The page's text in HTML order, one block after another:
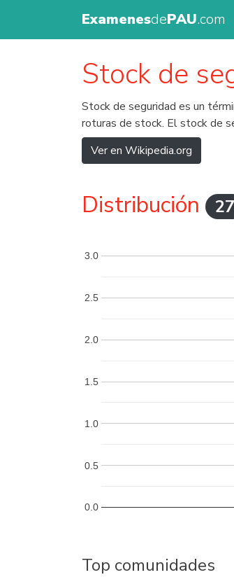
ExamenesdePAU.com
Stock de
Stock de seguridad es un
roturas de stock. El stock de
Ver en Wikipedia.org
Distribución 27
0.0
0.5
1.0
1.5
2.0
2.5
3.0
Top comunidades